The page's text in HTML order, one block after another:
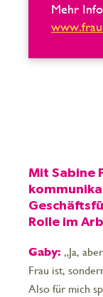
Mehr
Mit Sabine
Rolle im
Gaby: „Ja,
Frau ist,
Also für mich